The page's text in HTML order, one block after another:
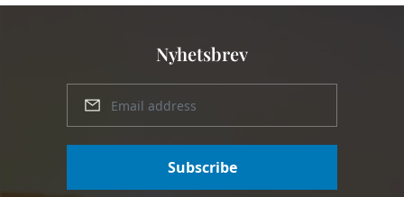
Nyhetsbrev
Subscribe